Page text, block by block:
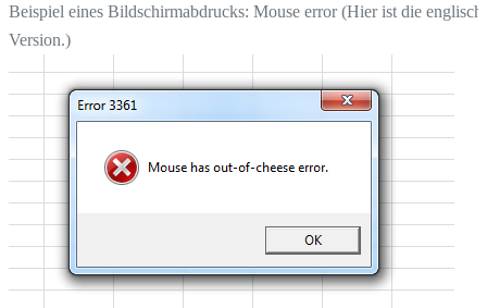
Beispiel eines Bildschirmabdrucks: Mouse error (Hier ist die
Version.)